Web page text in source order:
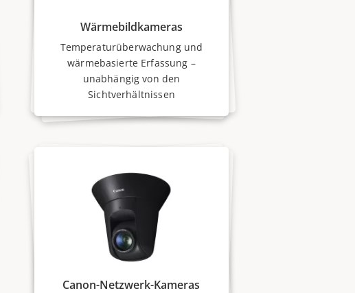
Wärmebildkameras
Temperaturüberwachung und
wärmebasierte Erfassung –
unabhängig von den
Sichtverhältnissen
Canon-Netzwerk-Kameras